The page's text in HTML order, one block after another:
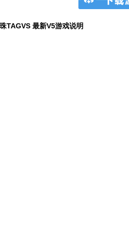
TAGVS 最新V5游戏说明